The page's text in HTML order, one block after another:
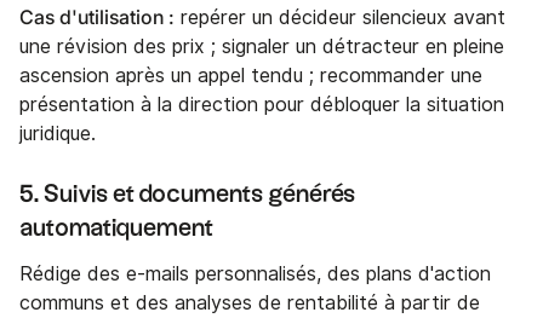
Cas d'utilisation : repérer un décideur silencieux avant
une révision des prix ; signaler un détracteur en pleine
ascension après un appel tendu ; recommander une
présentation à la direction pour débloquer la situation
juridique.
5. Suivis et documents générés
automatiquement
Rédige des e-mails personnalisés, des plans d'action
communs et des analyses de rentabilité à partir de